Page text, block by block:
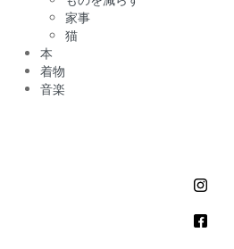
家事
猫
本
着物
音楽